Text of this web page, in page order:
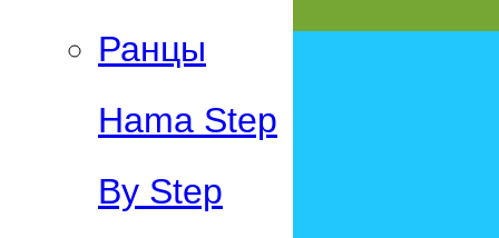
Ранцы
Hama Step
By Step